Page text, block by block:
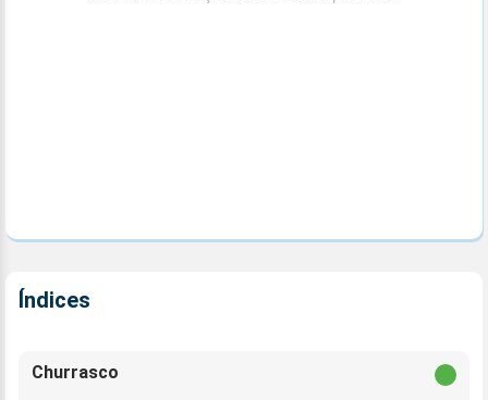
Índices
Churrasco